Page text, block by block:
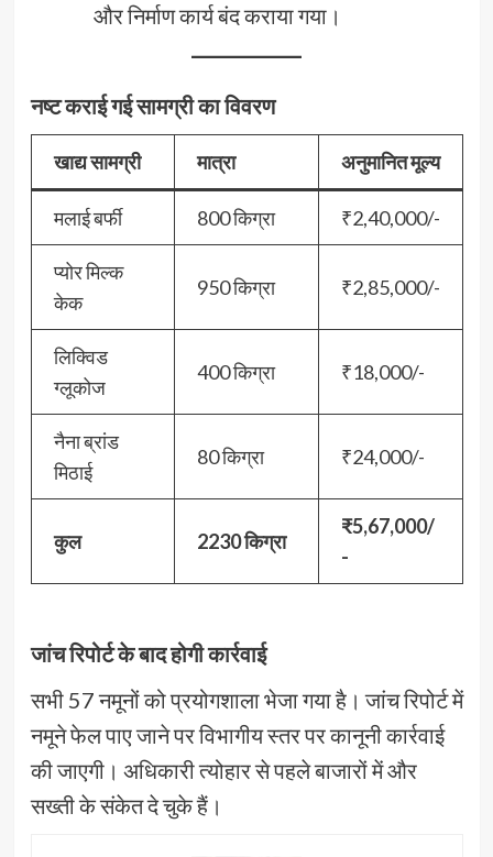
और निर्माण कार्य बंद कराया गया।
नष्ट कराई गई सामग्री का विवरण
खाद्य सामग्री मात्रा अनुमानित मूल्य
मलाई बर्फी 800 किग्रा ₹2,40,000/-
प्योर मिल्क
केक
950 किग्रा ₹2,85,000/-
लिक्विड
ग्लूकोज
400 किग्रा ₹18,000/-
नैना ब्रांड
मिठाई
80 किग्रा ₹24,000/-
कुल 2230 किग्रा
₹5,67,000/
-
जांच रिपोर्ट के बाद होगी कार्रवाई
सभी 57 नमूनों को प्रयोगशाला भेजा गया है। जांच रिपोर्ट में
नमूने फेल पाए जाने पर विभागीय स्तर पर कानूनी कार्रवाई
की जाएगी। अधिकारी त्योहार से पहले बाजारों में और
सख्ती के संकेत दे चुके हैं।